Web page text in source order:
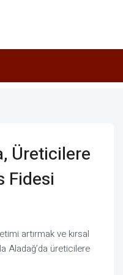
Üreticilere
Fidesi
artırmak ve kırsal
Aladağ’da üreticilere